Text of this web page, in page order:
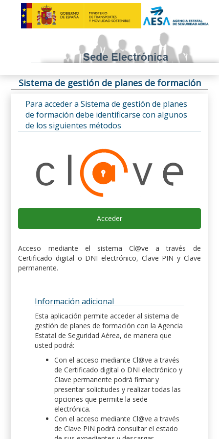
Sistema de gestión de planes de formación
Para acceder a Sistema de gestión de planes
de formación debe identificarse con algunos
de los siguientes métodos
Acceder
Acceso mediante el sistema Cl@ve a través de
Certificado digital o DNI electrónico, Clave PIN y Clave
permanente.
Información adicional
Esta aplicación permite acceder al sistema de
gestión de planes de formación con la Agencia
Estatal de Seguridad Aérea, de manera que
usted podrá:
Con el acceso mediante Cl@ve a través
de Certificado digital o DNI electrónico y
Clave permanente podrá firmar y
presentar solicitudes y realizar todas las
opciones que permite la sede
electrónica.
Con el acceso mediante Cl@ve a través
de Clave PIN podrá consultar el estado